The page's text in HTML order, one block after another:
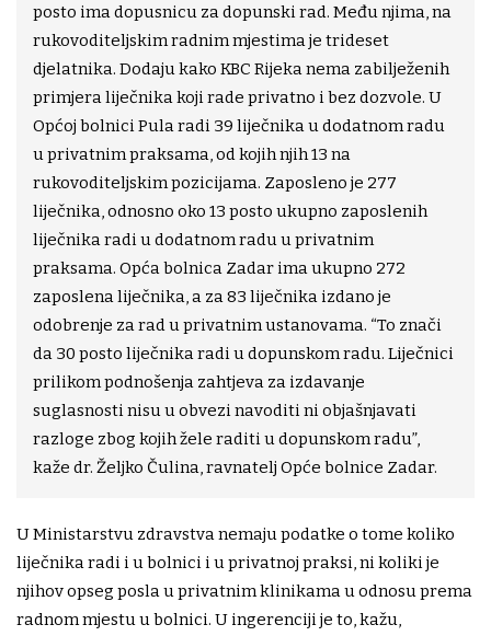
posto ima dopusnicu za dopunski rad. Među njima, na
rukovoditeljskim radnim mjestima je trideset
djelatnika. Dodaju kako KBC Rijeka nema zabilježenih
primjera liječnika koji rade privatno i bez dozvole. U
Općoj bolnici Pula radi 39 liječnika u dodatnom radu
u privatnim praksama, od kojih njih 13 na
rukovoditeljskim pozicijama. Zaposleno je 277
liječnika, odnosno oko 13 posto ukupno zaposlenih
liječnika radi u dodatnom radu u privatnim
praksama. Opća bolnica Zadar ima ukupno 272
zaposlena liječnika, a za 83 liječnika izdano je
odobrenje za rad u privatnim ustanovama. “To znači
da 30 posto liječnika radi u dopunskom radu. Liječnici
prilikom podnošenja zahtjeva za izdavanje
suglasnosti nisu u obvezi navoditi ni objašnjavati
razloge zbog kojih žele raditi u dopunskom radu”,
kaže dr. Željko Čulina, ravnatelj Opće bolnice Zadar.
U Ministarstvu zdravstva nemaju podatke o tome koliko
liječnika radi i u bolnici i u privatnoj praksi, ni koliki je
njihov opseg posla u privatnim klinikama u odnosu prema
radnom mjestu u bolnici. U ingerenciji je to, kažu,